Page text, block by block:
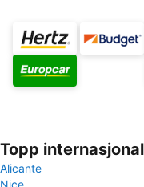
Topp
Alicante
Nice